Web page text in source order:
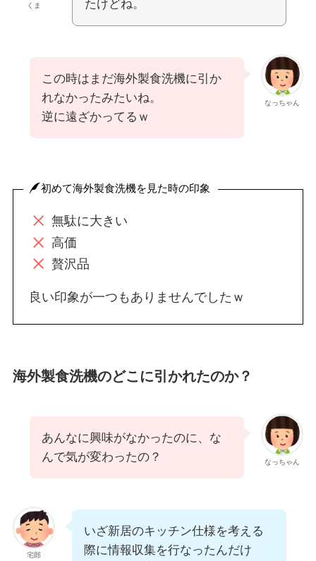
くま たけどね。
なっちゃん
この時はまだ海外製食洗機に引か
れなかったみたいね。
逆に遠ざかってるｗ
初めて海外製食洗機を見た時の印象
無駄に大きい
高価
贅沢品
良い印象が一つもありませんでしたｗ
海外製食洗機のどこに引かれたのか？
なっちゃん
あんなに興味がなかったのに、な
んで気が変わったの？
宅郎
いざ新居のキッチン仕様を考える
際に情報収集を行なったんだけ